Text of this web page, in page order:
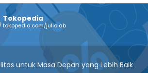
Tokopedia
tokopedia.com/juliolab
untuk Masa Depan yang Lebih Baik